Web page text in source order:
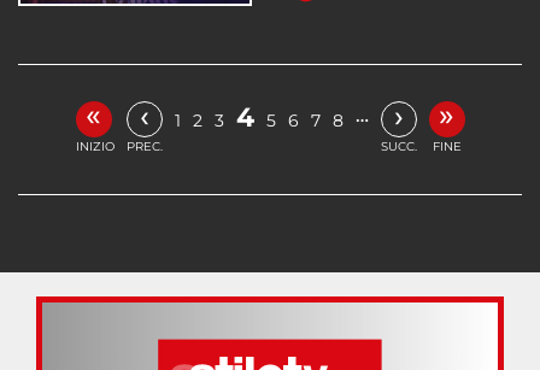
«
INIZIO
‹
PREC.
1 2 3 4 5 6 7 8 … ›
SUCC.
»
FINE